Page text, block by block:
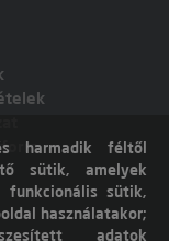
harmadik féltől
sütik, amelyek
funkcionális sütik,
használatakor;
adatok